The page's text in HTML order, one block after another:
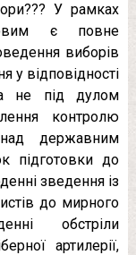
У рамках
є повне
виборів
у відповідності
а не під дулом
контролю
над державним
підготовки до
зведення із
до мирного
обстріли
артилерії,